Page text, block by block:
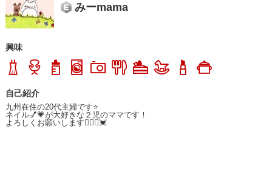
みーmama
興味
自己紹介
九州在住の20代主婦です⭐
ネイル💅💗が大好きな２児のママです！
よろしくお願いします🙇🏻‍♀️💓